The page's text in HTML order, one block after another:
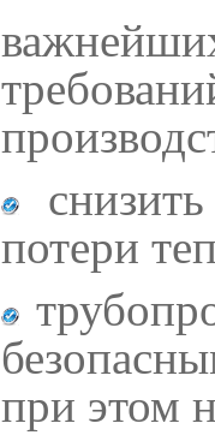
потери
при этом